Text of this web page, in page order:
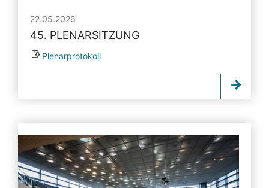
22.05.2026
45. PLENARSITZUNG
Plenarprotokoll